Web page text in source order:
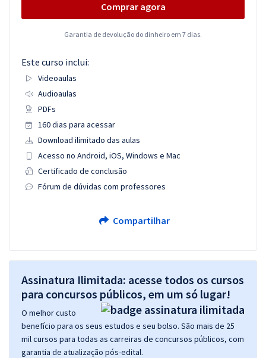
Comprar agora
Garantia de devolução do dinheiro em 7 dias.
Este curso inclui:
Videoaulas
Audioaulas
PDFs
160 dias para acessar
Download ilimitado das aulas
Acesso no Android, iOS, Windows e Mac
Certificado de conclusão
Fórum de dúvidas com professores
Compartilhar
Assinatura Ilimitada: acesse todos os cursos
para concursos públicos, em um só lugar!
O melhor custo
benefício para os seus estudos e seu bolso. São mais de 25
mil cursos para todas as carreiras de concursos públicos, com
garantia de atualização pós-edital.